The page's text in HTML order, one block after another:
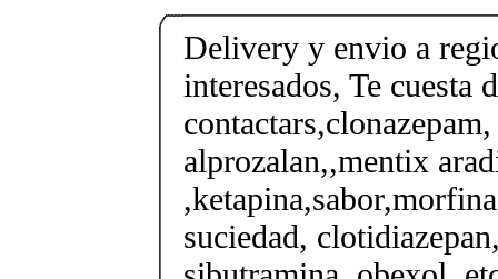
Delivery y envio a
interesados, Te cuesta
alprozalan,,mentix
suciedad,